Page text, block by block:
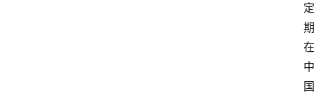
定
期
在
中
国